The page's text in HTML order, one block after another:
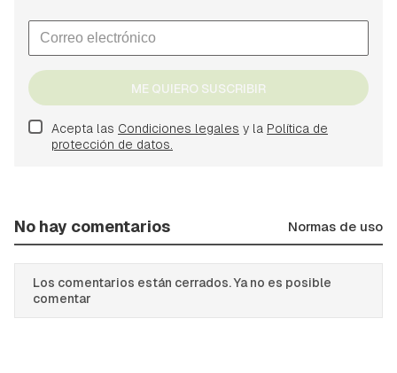
ME QUIERO SUSCRIBIR
Acepta las Condiciones legales y la Política de
protección de datos.
No hay comentarios Normas de uso
Los comentarios están cerrados. Ya no es posible
comentar